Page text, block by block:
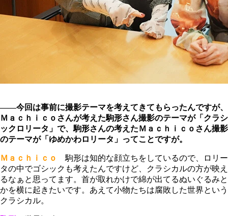
――今回は事前に撮影テーマを考えてきてもらったんですが、
Ｍａｃｈｉｃｏさんが考えた駒形さん撮影のテーマが「クラシ
ックロリータ」で、駒形さんの考えたＭａｃｈｉｃｏさん撮影
のテーマが「ゆめかわロリータ」ってことですが。
Ｍａｃｈｉｃｏ
駒形は知的な顔立ちをしているので、ロリー
タの中でゴシックも考えたんですけど、クラシカルの方が映え
るなぁと思ってます。首が取れかけで綿が出てるぬいぐるみと
かを横に起きたいです。あえて小物たちは腐敗した世界という
クラシカル。